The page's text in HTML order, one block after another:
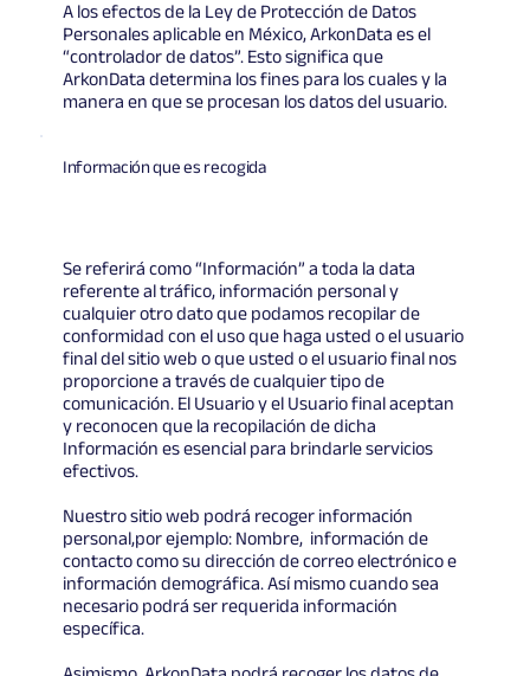
A los efectos de la Ley de Protección de Datos
Personales aplicable en México, ArkonData es el
“controlador de datos”. Esto significa que
ArkonData determina los fines para los cuales y la
manera en que se procesan los datos del usuario.
Información que es recogida
Se referirá como “Información” a toda la data
referente al tráfico, información personal y
cualquier otro dato que podamos recopilar de
conformidad con el uso que haga usted o el usuario
final del sitio web o que usted o el usuario final nos
proporcione a través de cualquier tipo de
comunicación. El Usuario y el Usuario final aceptan
y reconocen que la recopilación de dicha
Información es esencial para brindarle servicios
efectivos.
Nuestro sitio web podrá recoger información
personal,por ejemplo: Nombre, información de
contacto como su dirección de correo electrónico e
información demográfica. Así mismo cuando sea
necesario podrá ser requerida información
específica.